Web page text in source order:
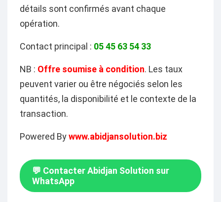
détails sont confirmés avant chaque
opération.
Contact principal : 05 45 63 54 33
NB : Offre soumise à condition. Les taux
peuvent varier ou être négociés selon les
quantités, la disponibilité et le contexte de la
transaction.
Powered Bywww.abidjansolution.biz
💬 Contacter Abidjan Solution sur
WhatsApp